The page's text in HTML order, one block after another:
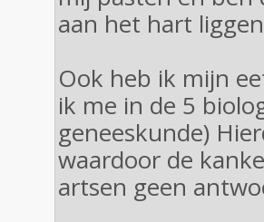
aan het hart
Ook heb ik mijn
ik me in de 5
geneeskunde)
waardoor de
artsen geen